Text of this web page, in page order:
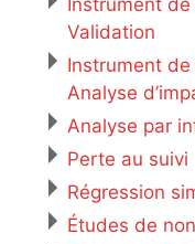
Instrument
Validation
Instrument
Analyse
Analyse par
Perte au suivi
Régression
Études de